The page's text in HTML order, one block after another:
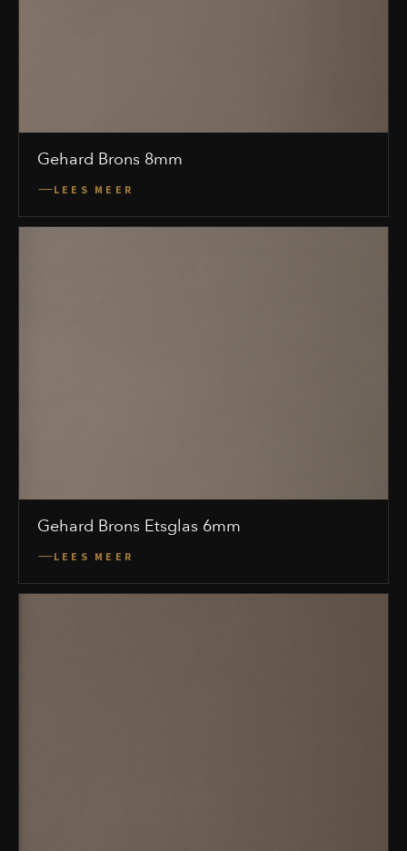
Gehard Brons 8mm
LEES MEER
Gehard Brons Etsglas 6mm
LEES MEER